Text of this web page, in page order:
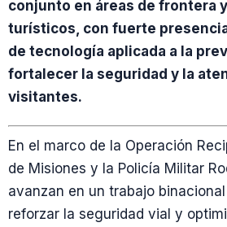
conjunto en áreas de frontera
turísticos, con fuerte
de tecnología aplicada a la
fortalecer la seguridad y la
visitantes.
En el marco de la Operación
de Misiones y la Policía Militar
avanzan en un trabajo
reforzar la seguridad vial y